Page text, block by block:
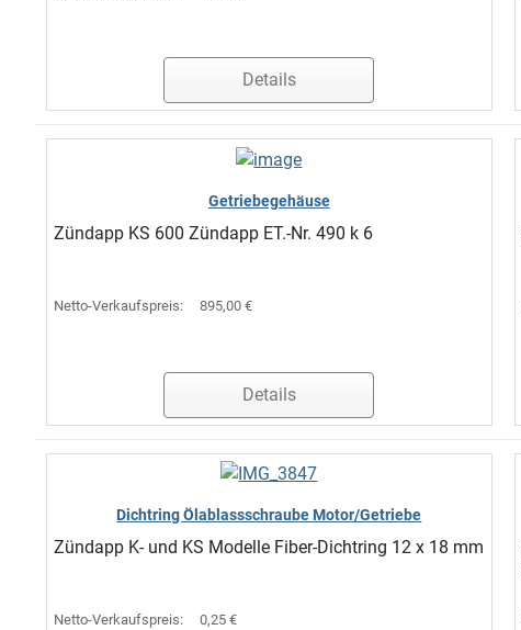
Details
Getriebegehäuse
Zündapp KS 600 Zündapp ET.-Nr. 490 k 6
Netto-Verkaufspreis: 895,00 €
Details
Dichtring Ölablassschraube Motor/Getriebe
Zündapp K- und KS Modelle Fiber-Dichtring 12 x 18 mm
Netto-Verkaufspreis: 0,25 €